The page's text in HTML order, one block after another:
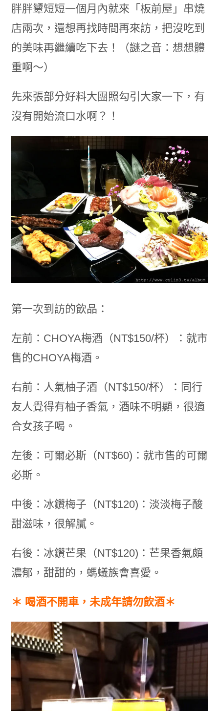
胖胖顰短短一個月內就來「板前屋」串燒
店兩次，還想再找時間再來訪，把沒吃到
的美味再繼續吃下去！（謎之音：想想體
重啊～）
先來張部分好料大團照勾引大家一下，有
沒有開始流口水啊？！
第一次到訪的飲品：
左前：CHOYA梅酒（NT$150/杯）：就市
售的CHOYA梅酒。
右前：人氣柚子酒（NT$150/杯）：同行
友人覺得有柚子香氣，酒味不明顯，很適
合女孩子喝。
左後：可爾必斯（NT$60)：就市售的可爾
必斯。
中後：冰鑽梅子（NT$120)：淡淡梅子酸
甜滋味，很解膩。
右後：冰鑽芒果（NT$120)：芒果香氣頗
濃郁，甜甜的，螞蟻族會喜愛。
＊ 喝酒不開車，未成年請勿飲酒＊